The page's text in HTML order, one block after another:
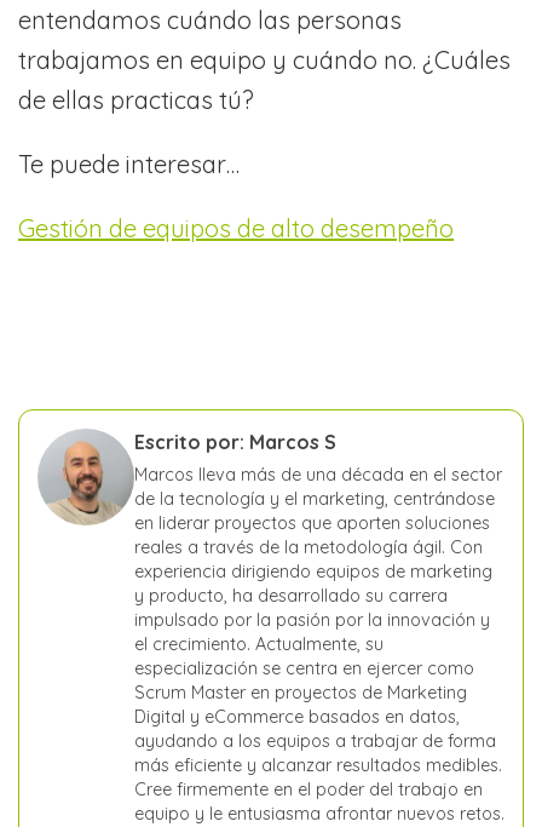
entendamos cuándo las personas
trabajamos en equipo y cuándo no. ¿Cuáles
de ellas practicas tú?
Te puede interesar…
Gestión de equipos de alto desempeño
Escrito por: Marcos S
Marcos lleva más de una década en el sector
de la tecnología y el marketing, centrándose
en liderar proyectos que aporten soluciones
reales a través de la metodología ágil. Con
experiencia dirigiendo equipos de marketing
y producto, ha desarrollado su carrera
impulsado por la pasión por la innovación y
el crecimiento. Actualmente, su
especialización se centra en ejercer como
Scrum Master en proyectos de Marketing
Digital y eCommerce basados en datos,
ayudando a los equipos a trabajar de forma
más eficiente y alcanzar resultados medibles.
Cree firmemente en el poder del trabajo en
equipo y le entusiasma afrontar nuevos retos.